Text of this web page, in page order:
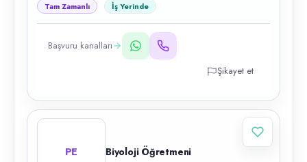
Tam Zamanlı İş Yerinde
Başvuru kanalları
Şikayet et
PE Biyoloji Öğretmeni